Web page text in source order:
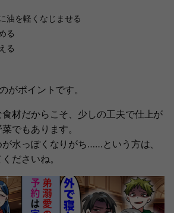
油を軽くなじませる
る
る
がポイントです。
材だからこそ、少しの工夫で仕上が
でもあります。
水っぽくなりがち……という方は、
ださいね。